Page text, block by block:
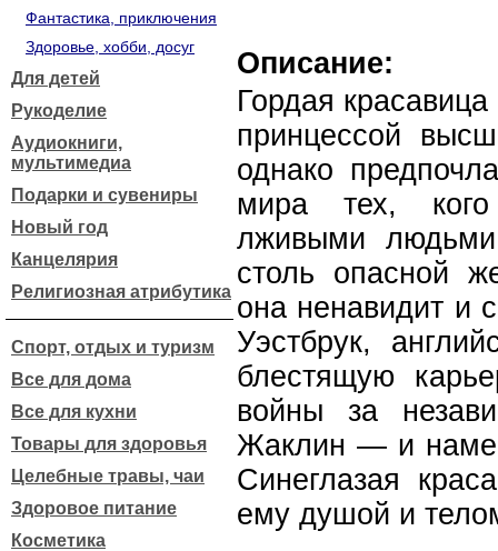
Фантастика, приключения
Здоровье, хобби, досуг
Для детей
Рукоделие
Аудиокниги,
мультимедиа
Подарки и сувениры
Новый год
Канцелярия
Религиозная атрибутика
Спорт, отдых и туризм
Все для дома
Все для кухни
Товары для здоровья
Целебные травы, чаи
Здоровое питание
Косметика
Описание:
Гордая
принцессой
однако
мира тех,
лживыми
столь опасной
она ненавидит и
Уэстбрук,
блестящую
войны за
Жаклин — и
Синеглазая
ему душой и